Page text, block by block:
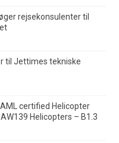
rejsekonsulenter til
til Jettimes tekniske
certified Helicopter
Helicopters – B1.3